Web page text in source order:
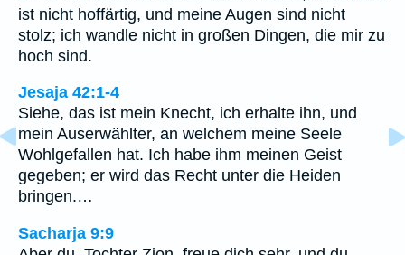
ist nicht hoffärtig, und meine Augen sind nicht
stolz; ich wandle nicht in großen Dingen, die mir zu
hoch sind.
Jesaja 42:1-4
Siehe, das ist mein Knecht, ich erhalte ihn, und
mein Auserwählter, an welchem meine Seele
Wohlgefallen hat. Ich habe ihm meinen Geist
gegeben; er wird das Recht unter die Heiden
bringen.…
Sacharja 9:9